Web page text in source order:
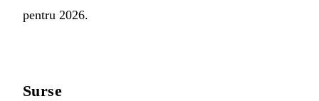
pentru 2026.
Surse